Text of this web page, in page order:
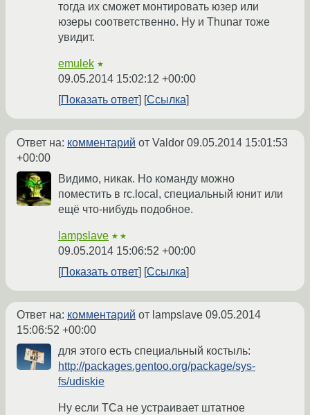
тогда их сможет монтировать юзер или
юзеры соответственно. Ну и Thunar тоже
увидит.
emulek ★
09.05.2014 15:02:12 +00:00
Показать ответ
Ссылка
Ответ на: комментарий от Valdor 09.05.2014 15:01:53
+00:00
Видимо, никак. Но команду можно
поместить в rc.local, специальный юнит или
ещё что-нибудь подобное.
lampslave ★★
09.05.2014 15:06:52 +00:00
Показать ответ
Ссылка
Ответ на: комментарий от lampslave 09.05.2014
15:06:52 +00:00
для этого есть специальный костыль:
http://packages.gentoo.org/package/sys-
fs/udiskie
Ну если ТСа не устраивает штатное